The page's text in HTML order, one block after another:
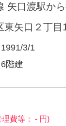
矢口渡駅か
東矢口２丁目
1991/3/1
6階建
理費等： - 円)